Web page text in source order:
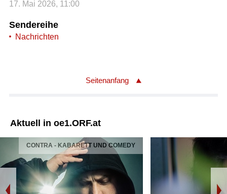
17. Mai 2026, 11:00
Sendereihe
Nachrichten
Seitenanfang
Aktuell in oe1.ORF.at
CONTRA - KABARETT UND COMEDY